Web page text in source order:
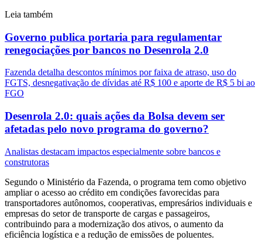
Leia também
Governo publica portaria para regulamentar
renegociações por bancos no Desenrola 2.0
Fazenda detalha descontos mínimos por faixa de atraso, uso do
FGTS, desnegativação de dívidas até R$ 100 e aporte de R$ 5 bi ao
FGO
Desenrola 2.0: quais ações da Bolsa devem ser
afetadas pelo novo programa do governo?
Analistas destacam impactos especialmente sobre bancos e
construtoras
Segundo o Ministério da Fazenda, o programa tem como objetivo
ampliar o acesso ao crédito em condições favorecidas para
transportadores autônomos, cooperativas, empresários individuais e
empresas do setor de transporte de cargas e passageiros,
contribuindo para a modernização dos ativos, o aumento da
eficiência logística e a redução de emissões de poluentes.